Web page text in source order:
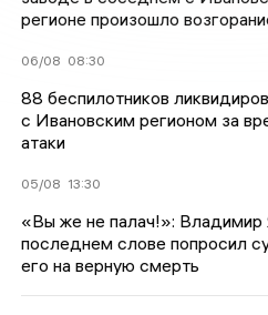
регионе произошло
06/08 08:30
88 беспилотников
с Ивановским регионом за
атаки
05/08 13:30
«Вы же не палач!»: Владимир
последнем слове попросил
его на верную смерть